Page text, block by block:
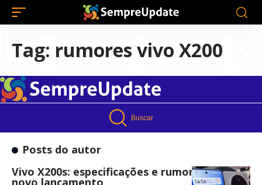
Tag: rumores vivo X200
Buscar
Posts do autor
Vivo X200s: especificações e rumores sobre o
novo lançamento